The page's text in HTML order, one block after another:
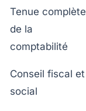
Tenue complète
de la
comptabilité
Conseil fiscal et
social